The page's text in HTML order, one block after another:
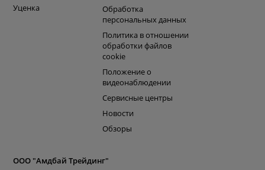
Уценка
Обработка
персональных данных
Политика в отношении
обработки файлов
cookie
Положение о
видеонаблюдении
Сервисные центры
Новости
Обзоры
ООО "Амдбай Трейдинг"